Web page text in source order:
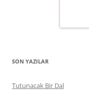
SON YAZILAR
Tutunacak Bir Dal